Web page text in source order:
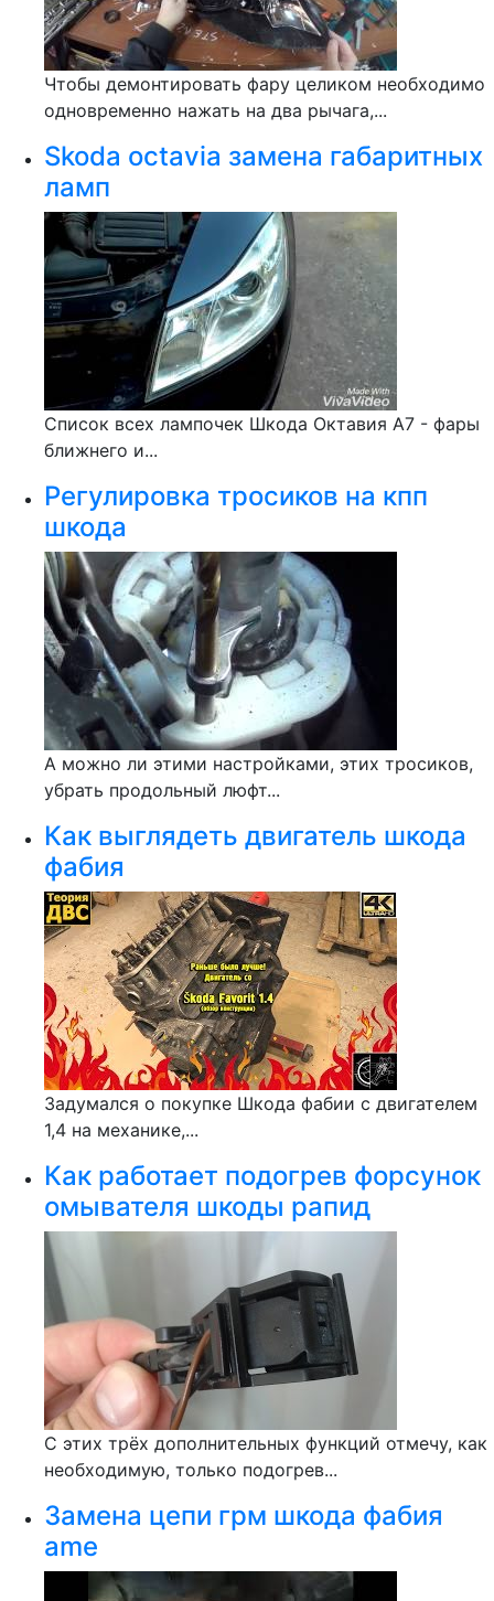
Чтобы демонтировать фару целиком необходимо
одновременно нажать на два рычага,...
Skoda octavia замена габаритных
ламп
Список всех лампочек Шкода Октавия А7 - фары
ближнего и...
Регулировка тросиков на кпп
шкода
А можно ли этими настройками, этих тросиков,
убрать продольный люфт...
Как выглядеть двигатель шкода
фабия
Задумался о покупке Шкода фабии с двигателем
1,4 на механике,...
Как работает подогрев форсунок
омывателя шкоды рапид
С этих трёх дополнительных функций отмечу, как
необходимую, только подогрев...
Замена цепи грм шкода фабия
ame